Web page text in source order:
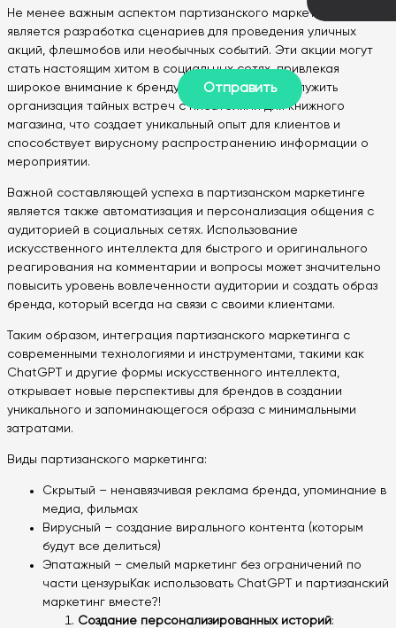
Не менее важным аспектом партизанского маркетинга
является разработка сценариев для проведения уличных
акций, флешмобов или необычных событий. Эти акции могут
стать настоящим хитом в социальных сетях, привлекая
широкое внимание к бренду. Примером может служить
организация тайных встреч с писателями для книжного
магазина, что создает уникальный опыт для клиентов и
способствует вирусному распространению информации о
мероприятии.
Важной составляющей успеха в партизанском маркетинге
является также автоматизация и персонализация общения с
аудиторией в социальных сетях. Использование
искусственного интеллекта для быстрого и оригинального
реагирования на комментарии и вопросы может значительно
повысить уровень вовлеченности аудитории и создать образ
бренда, который всегда на связи с своими клиентами.
Таким образом, интеграция партизанского маркетинга с
современными технологиями и инструментами, такими как
ChatGPT и другие формы искусственного интеллекта,
открывает новые перспективы для брендов в создании
уникального и запоминающегося образа с минимальными
затратами.
Виды партизанского маркетинга:
Скрытый – ненавязчивая реклама бренда, упоминание в
медиа, фильмах
Вирусный – создание вирального контента (которым
будут все делиться)
Эпатажный – смелый маркетинг без ограничений по
части цензурыКак использовать ChatGPT и партизанский
маркетинг вместе?!
Создание персонализированных историй: